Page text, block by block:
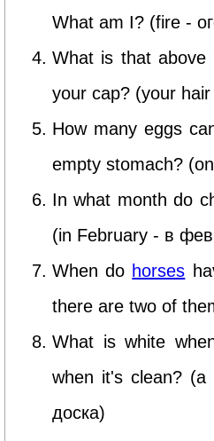
What am I? (fire -
What is that above
your cap? (your
How many eggs
empty stomach?
In what month do
(in February - в
When do horses
there are two of
What is white
when it's clean? (a
доска)